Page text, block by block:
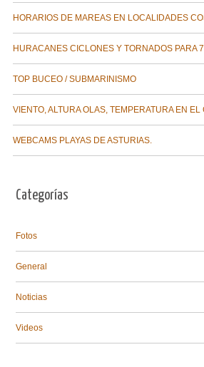
HORARIOS DE MAREAS EN LOCALIDADES
HURACANES CICLONES Y TORNADOS PARA 7
TOP BUCEO / SUBMARINISMO
VIENTO, ALTURA OLAS, TEMPERATURA EN EL
WEBCAMS PLAYAS DE ASTURIAS.
Categorías
Fotos
General
Noticias
Videos